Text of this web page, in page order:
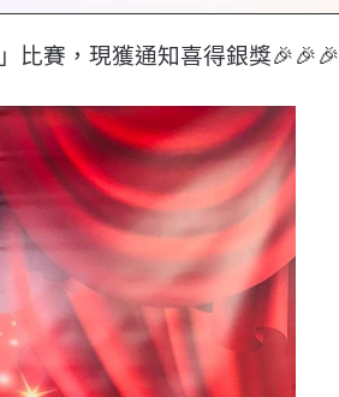
比賽，現獲通知喜得銀獎🎉🎉🎉